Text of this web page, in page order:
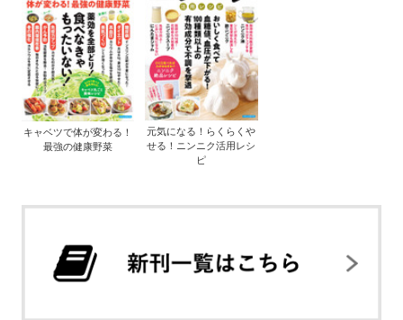
キャベツで体が変わる！
最強の健康野菜
元気になる！らくらくや
せる！ニンニク活用レシ
ピ